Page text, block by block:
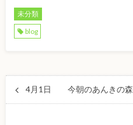
未分類
blog
4月1日 今朝のあんきの森